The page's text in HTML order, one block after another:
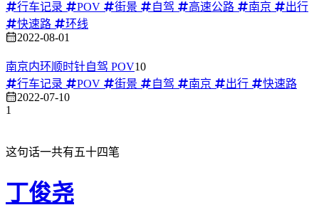
行车记录
POV 街景 自驾 高速公路 南京
出行
快速路
环线
2022-08-01
南京内环顺时针自驾 POV10
行车记录
POV 街景 自驾 南京 出行
快速路
2022-07-10
1
这句话一共有五十四笔
丁俊尧